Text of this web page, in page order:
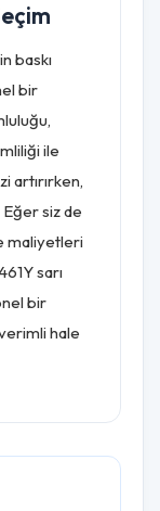
baskı
bir
ile
artırırken,
siz de
maliyetleri
sarı
bir
hale